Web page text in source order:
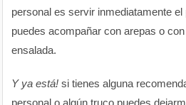
personal es servir inmediatamente el
puedes acompañar con arepas o
ensalada.
Y ya está! si tienes alguna